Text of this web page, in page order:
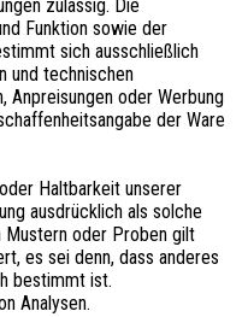
zulässig. Die
Funktion sowie der
sich ausschließlich
und technischen
Anpreisungen oder Werbung
der Ware
Haltbarkeit unserer
ausdrücklich als solche
oder Proben gilt
es sei denn, dass anderes
bestimmt ist.
Analysen.